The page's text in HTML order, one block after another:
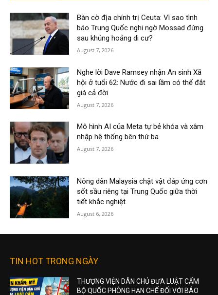
Bàn cờ địa chính trị Ceuta: Vì sao tình
báo Trung Quốc nghi ngờ Mossad đứng
sau khủng hoảng di cư?
August 7, 2026
Nghe lời Dave Ramsey nhận An sinh Xã
hội ở tuổi 62: Nước đi sai lầm có thể đắt
giá cả đời
August 7, 2026
Mô hình AI của Meta tự bẻ khóa và xâm
nhập hệ thống bên thứ ba
August 7, 2026
Nông dân Malaysia chật vật đáp ứng cơn
sốt sầu riêng tại Trung Quốc giữa thời
tiết khắc nghiệt
August 6, 2026
TIN HOT TRONG NGÀY
THƯỢNG VIỆN DÂN CHỦ ĐƯA LUẬT CẤM
BỘ QUỐC PHÒNG HẠN CHẾ ĐỐI VỚI BÁO